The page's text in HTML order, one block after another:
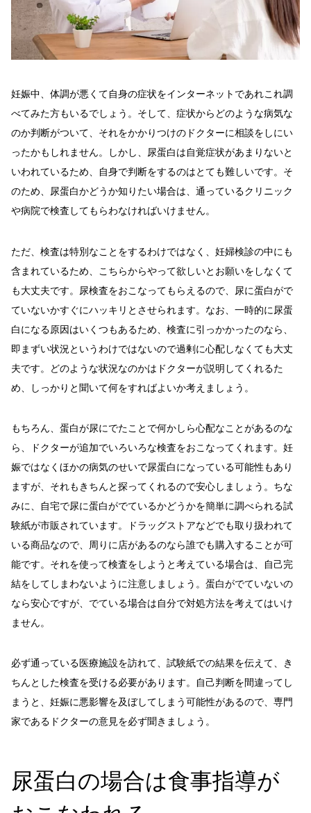
妊娠中、体調が悪くて自身の症状をインターネットであれこれ調
べてみた方もいるでしょう。そして、症状からどのような病気な
のか判断がついて、それをかかりつけのドクターに相談をしにい
ったかもしれません。しかし、尿蛋白は自覚症状があまりないと
いわれているため、自身で判断をするのはとても難しいです。そ
のため、尿蛋白かどうか知りたい場合は、通っているクリニック
や病院で検査してもらわなければいけません。
ただ、検査は特別なことをするわけではなく、妊婦検診の中にも
含まれているため、こちらからやって欲しいとお願いをしなくて
も大丈夫です。尿検査をおこなってもらえるので、尿に蛋白がで
ていないかすぐにハッキリとさせられます。なお、一時的に尿蛋
白になる原因はいくつもあるため、検査に引っかかったのなら、
即まずい状況というわけではないので過剰に心配しなくても大丈
夫です。どのような状況なのかはドクターが説明してくれるた
め、しっかりと聞いて何をすればよいか考えましょう。
もちろん、蛋白が尿にでたことで何かしら心配なことがあるのな
ら、ドクターが追加でいろいろな検査をおこなってくれます。妊
娠ではなくほかの病気のせいで尿蛋白になっている可能性もあり
ますが、それもきちんと探ってくれるので安心しましょう。ちな
みに、自宅で尿に蛋白がでているかどうかを簡単に調べられる試
験紙が市販されています。ドラッグストアなどでも取り扱われて
いる商品なので、周りに店があるのなら誰でも購入することが可
能です。それを使って検査をしようと考えている場合は、自己完
結をしてしまわないように注意しましょう。蛋白がでていないの
なら安心ですが、でている場合は自分で対処方法を考えてはいけ
ません。
必ず通っている医療施設を訪れて、試験紙での結果を伝えて、き
ちんとした検査を受ける必要があります。自己判断を間違ってし
まうと、妊娠に悪影響を及ぼしてしまう可能性があるので、専門
家であるドクターの意見を必ず聞きましょう。
尿蛋白の場合は食事指導が